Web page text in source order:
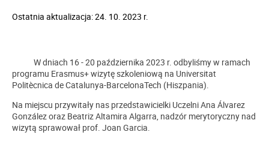
Ostatnia aktualizacja: 24. 10. 2023 r.
W dniach 16 - 20 października 2023 r. odbyliśmy w ramach
programu Erasmus+ wizytę szkoleniową na Universitat
Politècnica de Catalunya-BarcelonaTech (Hiszpania).
Na miejscu przywitały nas przedstawicielki Uczelni Ana Álvarez
González oraz Beatriz Altamira Algarra, nadzór merytoryczny nad
wizytą sprawował prof. Joan Garcia.